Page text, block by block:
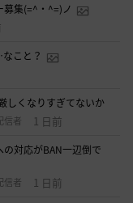
集(=^・^=)ノ
こと？
しくなりすぎてないか
信者 1 日前
対応がBAN一辺倒で
信者 1 日前